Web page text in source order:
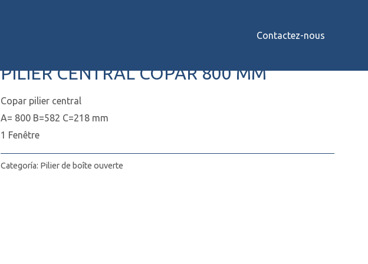
Contactez-nous
PILIER CENTRAL COPAR 800 MM
Copar pilier central
A= 800 B=582 C=218 mm
1 Fenêtre
Categoría: Pilier de boîte ouverte